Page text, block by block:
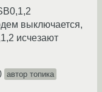
выключается,
исчезают
автор топика